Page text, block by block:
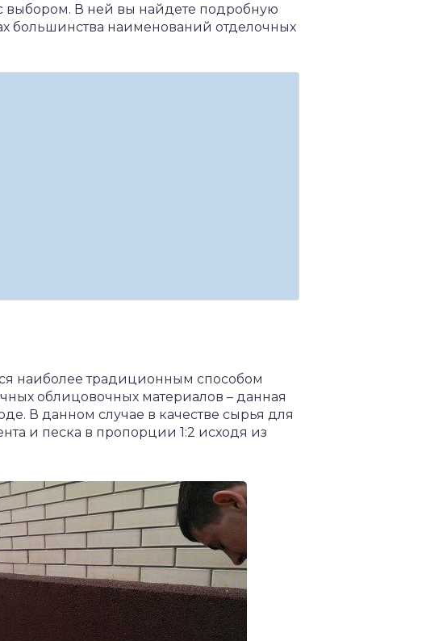
выбором. В ней вы найдете подробную
большинства наименований отделочных
наиболее традиционным способом
облицовочных материалов – данная
В данном случае в качестве сырья для
и песка в пропорции 1:2 исходя из